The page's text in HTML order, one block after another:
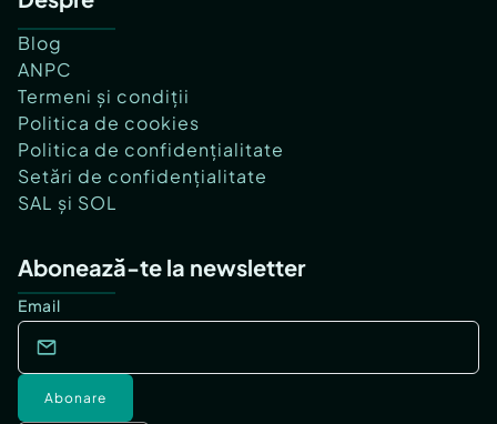
Blog
ANPC
Termeni și condiții
Politica de cookies
Politica de confidențialitate
Setări de confidențialitate
SAL și SOL
Abonează-te la newsletter
Email
Abonare